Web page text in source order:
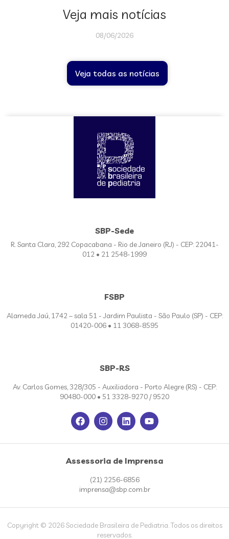
Veja mais notícias
08/06/2026
Veja todas as notícias
SBP-Sede
R. Santa Clara, 292 Copacabana - Rio de Janeiro (RJ) - CEP: 22041-
012 • 21 2548-1999
FSBP
Alameda Jaú, 1742 – sala 51 - Jardim Paulista - São Paulo (SP) - CEP:
01420-006 • 11 3068-8595
SBP-RS
Av. Carlos Gomes, 328/305 - Auxiliadora - Porto Alegre (RS) - CEP:
90480-000 • 51 3328-9270 / 9520
Assessoria de Imprensa
(21) 2256-6856
imprensa@sbp.com.br
Copyright © 2026 Sociedade Brasileira de Pediatria. Todos os direitos
reservados.